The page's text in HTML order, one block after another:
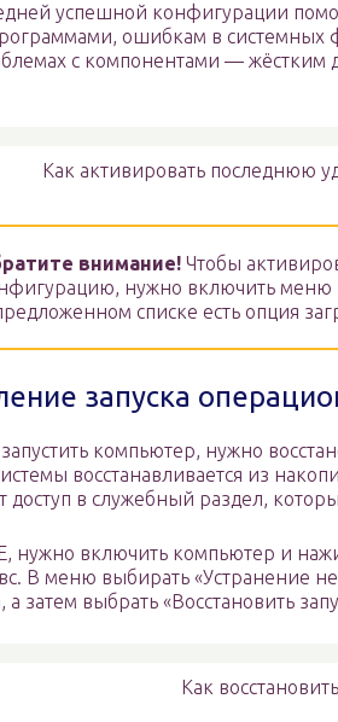
успешной конфигурации
ошибкам в системных
с компонентами — жёстким
Как активировать последнюю
внимание! Чтобы
нужно включить меню
списке есть опция
запуска
компьютер, нужно
восстанавливается из
доступ в служебный раздел,
нужно включить компьютер и
В меню выбирать «Устранение
затем выбрать «Восстановить
Как